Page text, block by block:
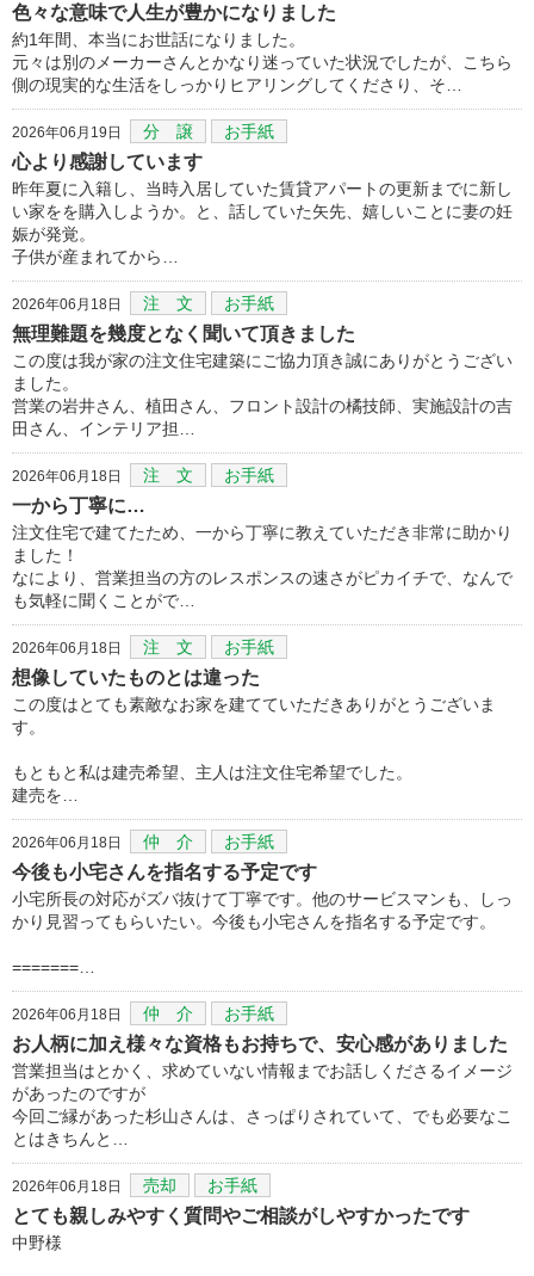
色々な意味で人生が豊かになりました
約1年間、本当にお世話になりました。
元々は別のメーカーさんとかなり迷っていた状況でしたが、こちら
側の現実的な生活をしっかりヒアリングしてくださり、そ…
2026年06月19日 分 譲 お手紙
心より感謝しています
昨年夏に入籍し、当時入居していた賃貸アパートの更新までに新し
い家をを購入しようか。と、話していた矢先、嬉しいことに妻の妊
娠が発覚。
子供が産まれてから…
2026年06月18日 注 文 お手紙
無理難題を幾度となく聞いて頂きました
この度は我が家の注文住宅建築にご協力頂き誠にありがとうござい
ました。
営業の岩井さん、植田さん、フロント設計の橘技師、実施設計の吉
田さん、インテリア担…
2026年06月18日 注 文 お手紙
一から丁寧に…
注文住宅で建てたため、一から丁寧に教えていただき非常に助かり
ました！
なにより、営業担当の方のレスポンスの速さがピカイチで、なんで
も気軽に聞くことがで…
2026年06月18日 注 文 お手紙
想像していたものとは違った
この度はとても素敵なお家を建てていただきありがとうございま
す。
もともと私は建売希望、主人は注文住宅希望でした。
建売を…
2026年06月18日 仲 介 お手紙
今後も小宅さんを指名する予定です
小宅所長の対応がズバ抜けて丁寧です。他のサービスマンも、しっ
かり見習ってもらいたい。今後も小宅さんを指名する予定です。
=======…
2026年06月18日 仲 介 お手紙
お人柄に加え様々な資格もお持ちで、安心感がありました
営業担当はとかく、求めていない情報までお話しくださるイメージ
があったのですが
今回ご縁があった杉山さんは、さっぱりされていて、でも必要なこ
とはきちんと…
2026年06月18日 売却 お手紙
とても親しみやすく質問やご相談がしやすかったです
中野様